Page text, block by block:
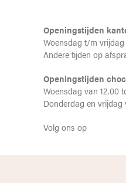
Openingstijden
Woensdag t/m vrijdag
Andere tijden op
Openingstijden
Woensdag van 12.00
Donderdag en vrijdag
Volg ons op